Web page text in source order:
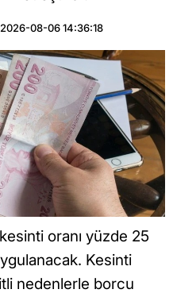
2026-08-06 14:36:18
oranı yüzde 25
Kesinti
nedenlerle borcu